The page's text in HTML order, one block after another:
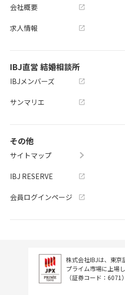
会社概要
求人情報
IBJ直営 結婚相談所
IBJメンバーズ
サンマリエ
その他
サイトマップ
IBJ RESERVE
会員ログインページ
株式会社IBJは、東京
プライム市場に上場し
（証券コード：6071）